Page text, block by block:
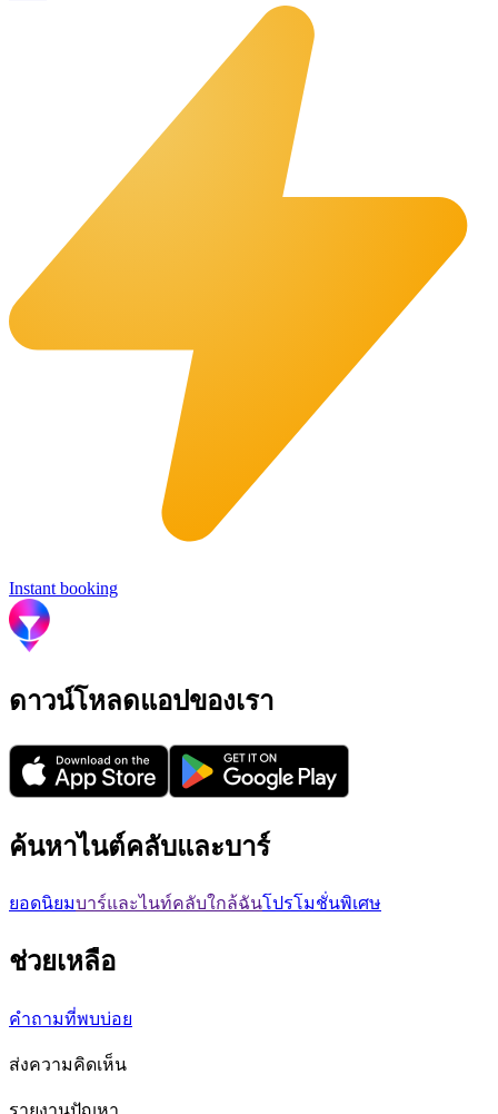
Instant booking
ดาวน์โหลดแอปของเรา
ค้นหาไนต์คลับและบาร์
ยอดนิยมบาร์และไนท์คลับใกล้ฉันโปรโมชั่นพิเศษ
ช่วยเหลือ
คำถามที่พบบ่อย
ส่งความคิดเห็น